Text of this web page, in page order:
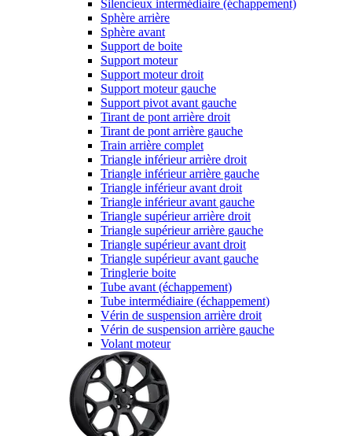
Silencieux intermédiaire (échappement)
Sphère arrière
Sphère avant
Support de boite
Support moteur
Support moteur droit
Support moteur gauche
Support pivot avant gauche
Tirant de pont arrière droit
Tirant de pont arrière gauche
Train arrière complet
Triangle inférieur arrière droit
Triangle inférieur arrière gauche
Triangle inférieur avant droit
Triangle inférieur avant gauche
Triangle supérieur arrière droit
Triangle supérieur arrière gauche
Triangle supérieur avant droit
Triangle supérieur avant gauche
Tringlerie boite
Tube avant (échappement)
Tube intermédiaire (échappement)
Vérin de suspension arrière droit
Vérin de suspension arrière gauche
Volant moteur